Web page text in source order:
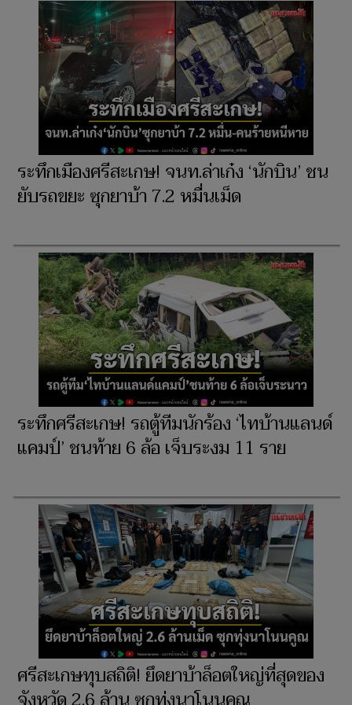
ระทึกเมืองศรีสะเกษ! จนท.ล่าเก๋ง ‘นักบิน’ ชน
ยับรถขยะ ซุกยาบ้า 7.2 หมื่นเม็ด
ระทึกศรีสะเกษ! รถตู้ทีมนักร้อง ‘ไทบ้านแลนด์
แคมป์’ ชนท้าย 6 ล้อ เจ็บระงม 11 ราย
ศรีสะเกษทุบสถิติ! ยึดยาบ้าล็อตใหญ่ที่สุดของ